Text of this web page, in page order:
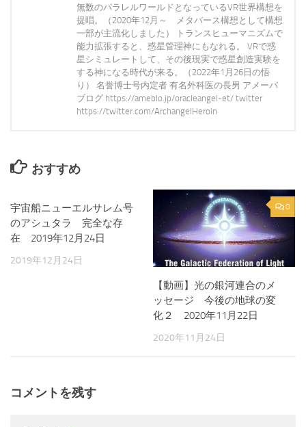
無数のパラレルワールドとなっているVR世界構想を
提唱。（2020年12月～ メタバース構想として構想
一部が主流化しました） トランスヒューマニズムで
能力拡張すると、惑星管理神にもなれる。 VRで惑
星シミュレートして、その後現実で惑星創造実験を
する神になる時代が来る。（2022年1月26日の悟
り） 名誉博士号内定者 有名外科医の長男 アメーバ
ブログ https://ameblo.jp/oracleangel-et/ twitter
https://twitter.com/ArchangelHeroin
おすすめ
宇宙船ニューエルサレム号
のアシュタラ 完全な存
在 2019年12月24日
2019年12月24日
0
【動画】光の銀河連合のメ
ッセージ 今後の地球の変
化２ 2020年11月22日
2020年11月24日
コメントを残す